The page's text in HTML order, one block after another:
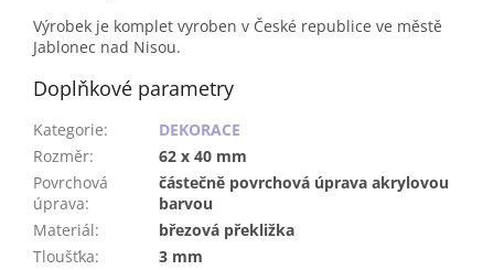
Výrobek je komplet vyroben v České republice ve městě
Jablonec nad Nisou.
Doplňkové parametry
Kategorie:
DEKORACE
Rozměr:
62 x 40 mm
Povrchová
úprava:
částečně povrchová úprava akrylovou
barvou
Materiál:
březová překližka
Tloušťka: 3 mm